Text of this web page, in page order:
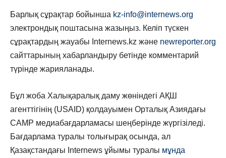
Барлық сұрақтар бойынша kz-info@internews.org
электрондық поштасына жазыңыз. Келіп түскен
сұрақтардың жауабы Internews.kz және newreporter.org
сайттарының хабарландыру бетінде комментарий
түрінде жарияланады.
Бұл жоба Халықаралық даму жөніндегі АҚШ
агенттігінің (USAID) қолдауымен Орталық Азиядағы
CAMP медиабағдарламасы шеңберінде жүргізіледі.
Бағдарлама туралы толығырақ осында, ал
Қазақстандағы Internews ұйымы туралы мұнда